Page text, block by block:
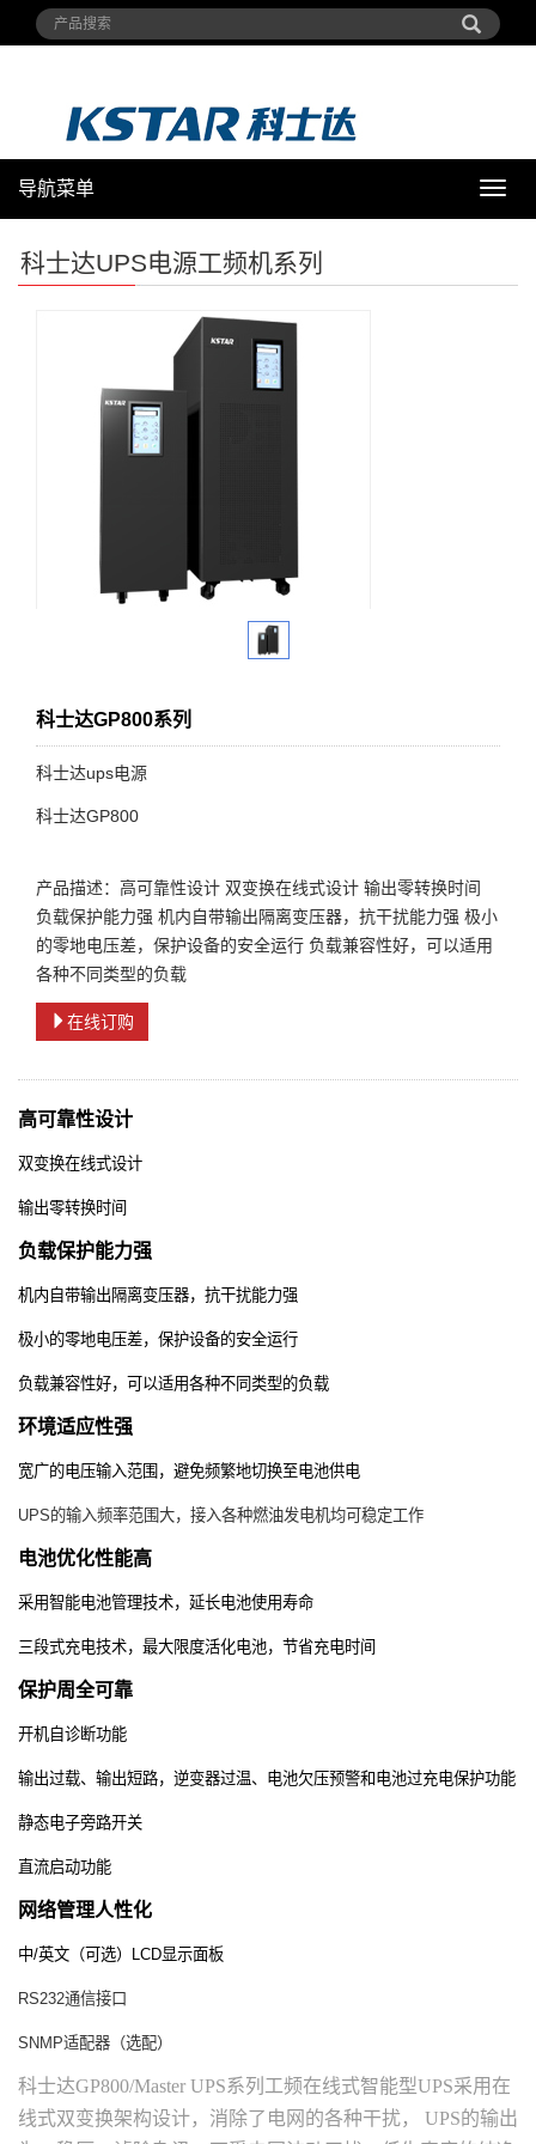
导
导航菜单
科士达UPS电源工频机系列
科士达GP800系列
科士达ups电源
科士达GP800
产品描述：高可靠性设计 双变换在线式设计 输出零转换时间
负载保护能力强 机内自带输出隔离变压器，抗干扰能力强 极小
的零地电压差，保护设备的安全运行 负载兼容性好，可以适用
各种不同类型的负载
在线订购
高可靠性设计
双变换在线式设计
输出零转换时间
负载保护能力强
机内自带输出隔离变压器，抗干扰能力强
极小的零地电压差，保护设备的安全运行
负载兼容性好，可以适用各种不同类型的负载
环境适应性强
宽广的电压输入范围，避免频繁地切换至电池供电
UPS的输入频率范围大，接入各种燃油发电机均可稳定工作
电池优化性能高
采用智能电池管理技术，延长电池使用寿命
三段式充电技术，最大限度活化电池，节省充电时间
保护周全可靠
开机自诊断功能
输出过载、输出短路，逆变器过温、电池欠压预警和电池过充电保护功能
静态电子旁路开关
直流启动功能
网络管理人性化
中/英文（可选） LCD显示面板
RS232通信接口
SNMP适配器（选配）
科士达GP800/Master UPS系列工频在线式智能型UPS采用在
线式双变换架构设计，消除了电网的各种干扰， UPS的输出